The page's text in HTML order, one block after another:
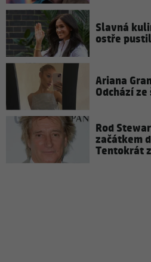
Slavná
ostře
Ariana
Odchází
Rod
začátkem
Tentokrát